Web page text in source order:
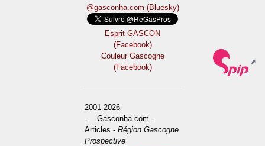
@gasconha.com (Bluesky)
Esprit GASCON
(Facebook)
Couleur Gascogne
(Facebook)
2001-2026
— Gasconha.com -
Articles -Région Gascogne
Prospective